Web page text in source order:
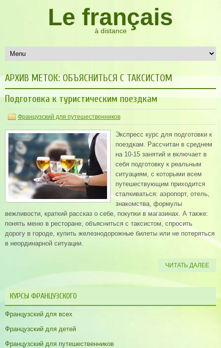
Le français
à distance
АРХИВ МЕТОК:ОБЪЯСНИТЬСЯ С ТАКСИСТОМ
Подготовка к туристическим поездкам
Французский для путешественников
Экспресс курс для подготовки к
поездкам. Рассчитан в среднем
на 10-15 занятий и включает в
себя подготовку к реальным
ситуациям, с которыми всем
путешествующим приходится
сталкиваться: аэропорт, отель,
знакомства, формулы
вежливости, краткий рассказ о себе, покупки в магазинах. А также:
понять меню в ресторане, объясниться с таксистом, спросить
дорогу в городе, купить железнодорожные билеты или не потеряться
в неординарной ситуации.
ЧИТАТЬ ДАЛЕЕ
КУРСЫ ФРАНЦУЗСКОГО
Французский для всех
Французский для детей
Французский для путешественников